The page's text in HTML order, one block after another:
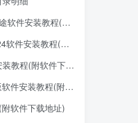
程(附软件下载地址)
程(附软件下载地址)
(附软件下载地址)
教程(附软件下载地址)
软件下载地址)